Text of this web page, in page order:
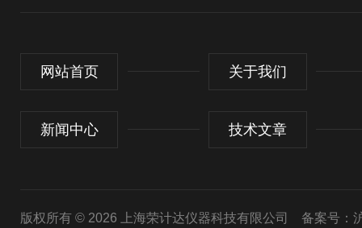
网站首页 关于我们
新闻中心 技术文章
版权所有 © 2026 上海荣计达仪器科技有限公司 备案号：